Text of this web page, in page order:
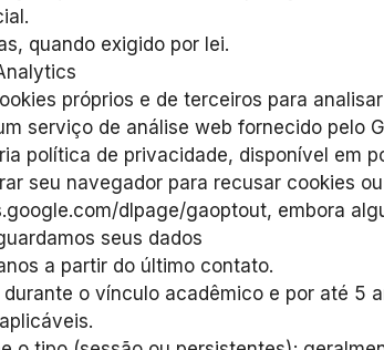
quando exigido por lei.
próprios e de terceiros para
serviço de análise web fornecido pelo
política de privacidade, disponível em
seu navegador para recusar cookies
dlpage/gaoptout, embora
seus dados
a partir do último contato.
durante o vínculo acadêmico e por até